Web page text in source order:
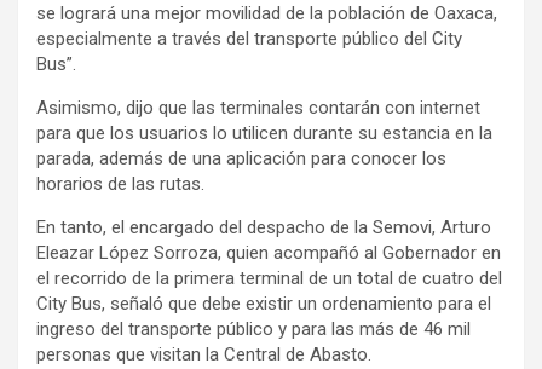
se logrará una mejor movilidad de la población de Oaxaca,
especialmente a través del transporte público del City
Bus”.
Asimismo, dijo que las terminales contarán con internet
para que los usuarios lo utilicen durante su estancia en la
parada, además de una aplicación para conocer los
horarios de las rutas.
En tanto, el encargado del despacho de la Semovi, Arturo
Eleazar López Sorroza, quien acompañó al Gobernador en
el recorrido de la primera terminal de un total de cuatro del
City Bus, señaló que debe existir un ordenamiento para el
ingreso del transporte público y para las más de 46 mil
personas que visitan la Central de Abasto.